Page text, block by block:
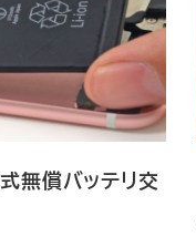
無償バッテリ交